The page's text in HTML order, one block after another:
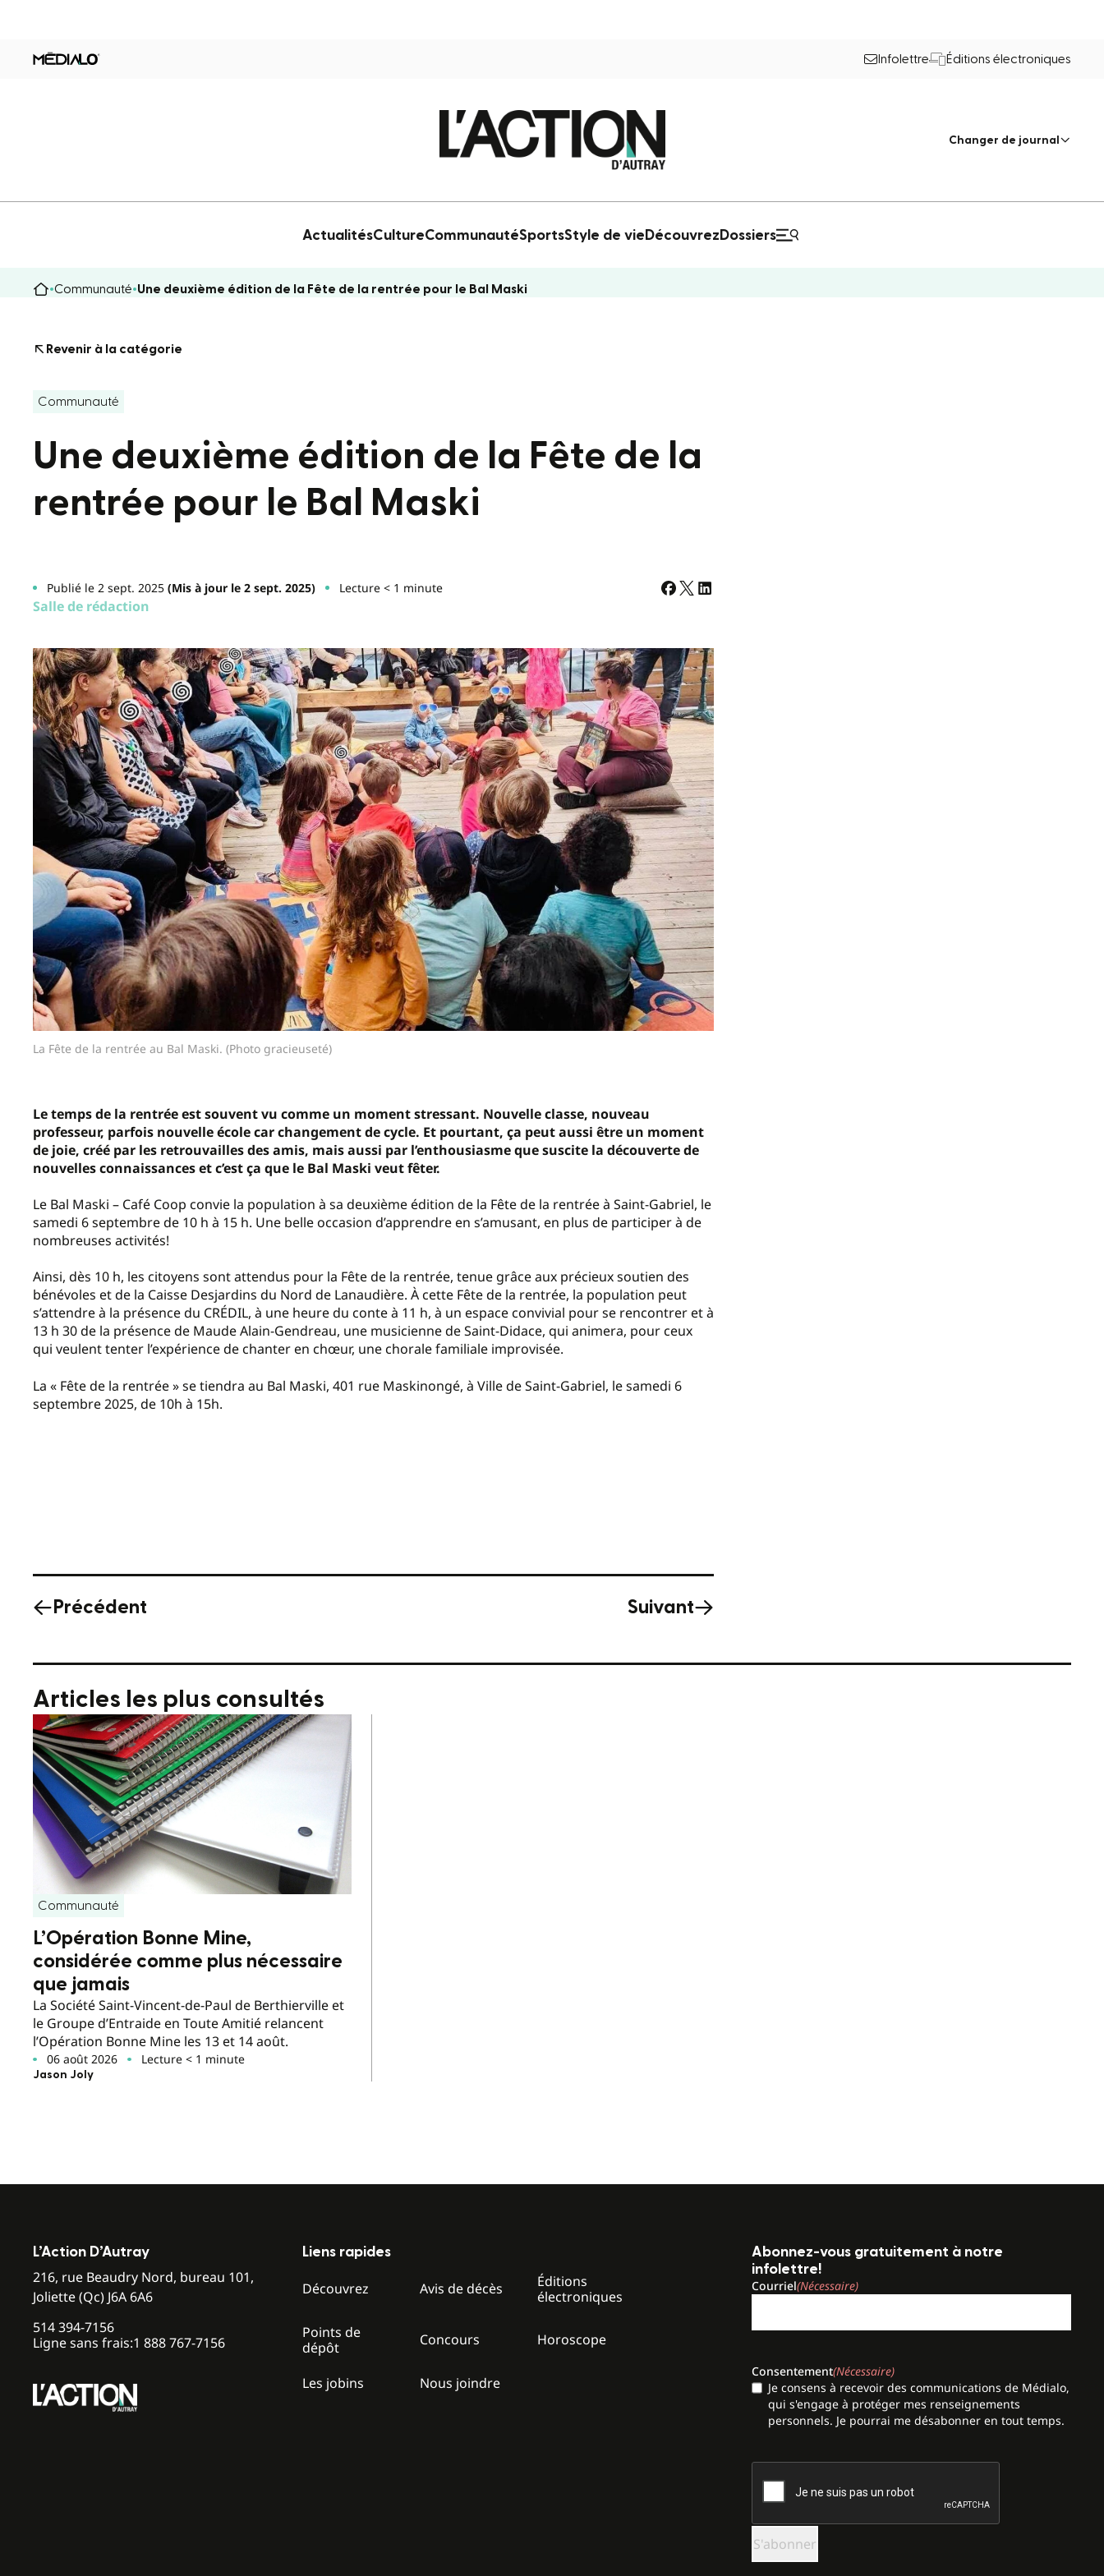
Infolettre Éditions électroniques
Changer de journal
ActualitésCultureCommunautéSportsStyle de vie Découvrez Dossiers
Communauté Une deuxième édition de la Fête de la rentrée pour le Bal Maski
Revenir à la catégorie
Communauté
Une deuxième édition de la Fête de la
rentrée pour le Bal Maski
Publié le 2 sept. 2025(Mis à jour le 2 sept. 2025) Lecture < 1 minute
Salle de rédaction
La Fête de la rentrée au Bal Maski. (Photo gracieuseté)
Le temps de la rentrée est souvent vu comme un moment stressant. Nouvelle classe, nouveau
professeur, parfois nouvelle école car changement de cycle. Et pourtant, ça peut aussi être un moment
de joie, créé par les retrouvailles des amis, mais aussi par l’enthousiasme que suscite la découverte de
nouvelles connaissances et c’est ça que le Bal Maski veut fêter.
Le Bal Maski – Café Coop convie la population à sa deuxième édition de la Fête de la rentrée à Saint-Gabriel, le
samedi 6 septembre de 10 h à 15 h. Une belle occasion d’apprendre en s’amusant, en plus de participer à de
nombreuses activités!
Ainsi, dès 10 h, les citoyens sont attendus pour la Fête de la rentrée, tenue grâce aux précieux soutien des
bénévoles et de la Caisse Desjardins du Nord de Lanaudière. À cette Fête de la rentrée, la population peut
s’attendre à la présence du CRÉDIL, à une heure du conte à 11 h, à un espace convivial pour se rencontrer et à
13 h 30 de la présence de Maude Alain-Gendreau, une musicienne de Saint-Didace, qui animera, pour ceux
qui veulent tenter l’expérience de chanter en chœur, une chorale familiale improvisée.
La « Fête de la rentrée » se tiendra au Bal Maski, 401 rue Maskinongé, à Ville de Saint-Gabriel, le samedi 6
septembre 2025, de 10h à 15h.
Précédent Suivant
Articles les plus consultés
Communauté
L’Opération Bonne Mine,
considérée comme plus nécessaire
que jamais
La Société Saint-Vincent-de-Paul de Berthierville et
le Groupe d’Entraide en Toute Amitié relancent
l’Opération Bonne Mine les 13 et 14 août.
06 août 2026 Lecture < 1 minute
Jason Joly
L’Action D’Autray
216, rue Beaudry Nord, bureau 101,
Joliette (Qc) J6A 6A6
514 394-7156
Ligne sans frais:1 888 767-7156
Liens rapides
Découvrez Avis de décès
Éditions
électroniques
Points de
dépôt
Concours Horoscope
Les jobins Nous joindre
Abonnez-vous gratuitement à notre
infolettre!
Courriel(Nécessaire)
Consentement(Nécessaire)
Je consens à recevoir des communications de Médialo,
qui s'engage à protéger mes renseignements
personnels. Je pourrai me désabonner en tout temps.
CAPTCHA